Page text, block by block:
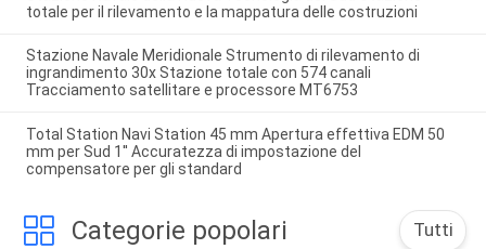
totale per il rilevamento e la mappatura delle costruzioni
Stazione Navale Meridionale Strumento di rilevamento di
ingrandimento 30x Stazione totale con 574 canali
Tracciamento satellitare e processore MT6753
Total Station Navi Station 45 mm Apertura effettiva EDM 50
mm per Sud 1'' Accuratezza di impostazione del
compensatore per gli standard
Categorie popolari Tutti